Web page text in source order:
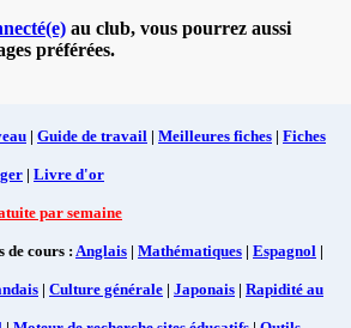
au club, vous pourrez aussi
préférées.
| Guide de travail | Meilleures fiches | Fiches
| Livre d'or
par semaine
de cours : Anglais | Mathématiques | Espagnol |
| Culture générale | Japonais | Rapidité au